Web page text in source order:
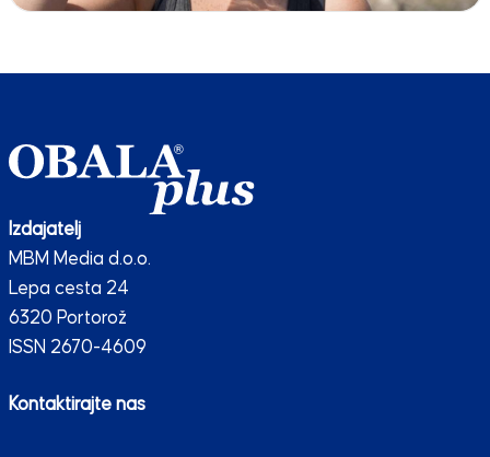
Izdajatelj
MBM Media d.o.o.
Lepa cesta 24
6320 Portorož
ISSN 2670-4609
Kontaktirajte nas